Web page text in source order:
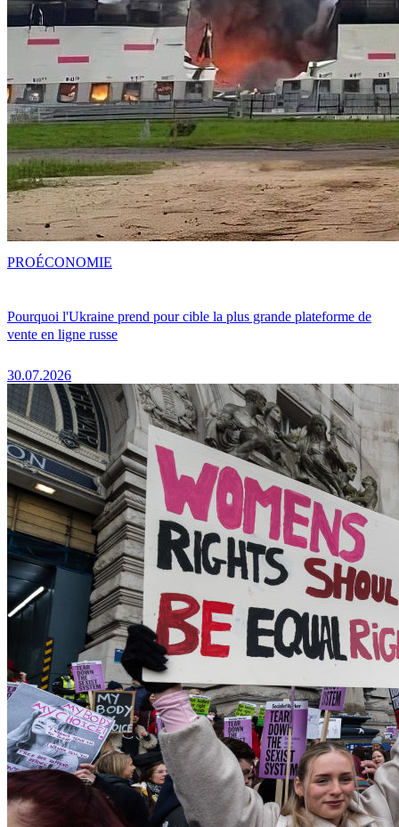
Pourquoi l'Ukraine prend pour cible la plus grande plateforme de
vente en ligne russe
30.07.2026
PROÉCONOMIE